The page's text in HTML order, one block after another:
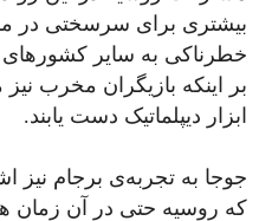
بیشتری برای سرسختی در
خطرناکی به سایر
بر اینکه بازیگران مخرب نیز
ابزار دیپلماتیک دست یابند.
جوجا به تجربه‌ی برجام نیز
که روسیه حتی در آن زمان